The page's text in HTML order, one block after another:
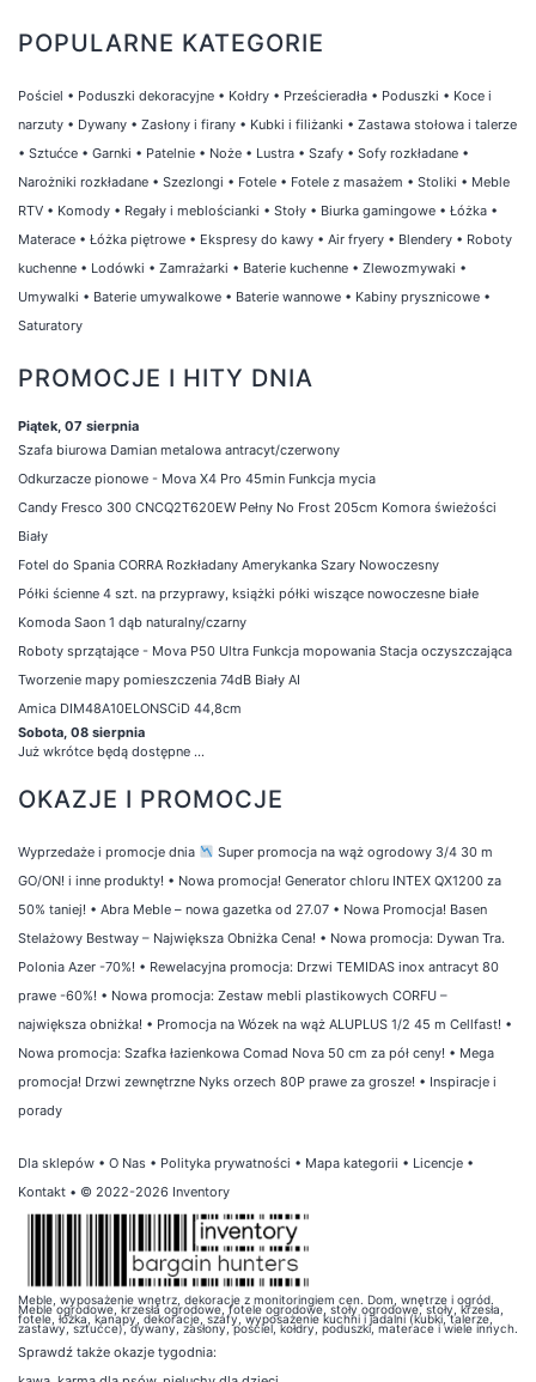
POPULARNE KATEGORIE
Pościel • Poduszki dekoracyjne • Kołdry • Prześcieradła • Poduszki • Koce i
narzuty • Dywany • Zasłony i firany • Kubki i filiżanki • Zastawa stołowa i talerze
• Sztućce • Garnki • Patelnie • Noże • Lustra • Szafy • Sofy rozkładane •
Narożniki rozkładane • Szezlongi • Fotele • Fotele z masażem • Stoliki • Meble
RTV • Komody • Regały i meblościanki • Stoły • Biurka gamingowe • Łóżka •
Materace • Łóżka piętrowe • Ekspresy do kawy • Air fryery • Blendery • Roboty
kuchenne • Lodówki • Zamrażarki • Baterie kuchenne • Zlewozmywaki •
Umywalki • Baterie umywalkowe • Baterie wannowe • Kabiny prysznicowe •
Saturatory
PROMOCJE I HITY DNIA
Piątek, 07 sierpnia
Szafa biurowa Damian metalowa antracyt/czerwony
Odkurzacze pionowe - Mova X4 Pro 45min Funkcja mycia
Candy Fresco 300 CNCQ2T620EW Pełny No Frost 205cm Komora świeżości
Biały
Fotel do Spania CORRA Rozkładany Amerykanka Szary Nowoczesny
Półki ścienne 4 szt. na przyprawy, książki półki wiszące nowoczesne białe
Komoda Saon 1 dąb naturalny/czarny
Roboty sprzątające - Mova P50 Ultra Funkcja mopowania Stacja oczyszczająca
Tworzenie mapy pomieszczenia 74dB Biały AI
Amica DIM48A10ELONSCiD 44,8cm
Sobota, 08 sierpnia
Już wkrótce będą dostępne ...
OKAZJE I PROMOCJE
Wyprzedaże i promocje dnia
Super promocja na wąż ogrodowy 3/4 30 m
GO/ON! i inne produkty! • Nowa promocja! Generator chloru INTEX QX1200 za
50% taniej! • Abra Meble – nowa gazetka od 27.07 • Nowa Promocja! Basen
Stelażowy Bestway – Największa Obniżka Cena! • Nowa promocja: Dywan Tra.
Polonia Azer -70%! • Rewelacyjna promocja: Drzwi TEMIDAS inox antracyt 80
prawe -60%! • Nowa promocja: Zestaw mebli plastikowych CORFU –
największa obniżka! • Promocja na Wózek na wąż ALUPLUS 1/2 45 m Cellfast! •
Nowa promocja: Szafka łazienkowa Comad Nova 50 cm za pół ceny! • Mega
promocja! Drzwi zewnętrzne Nyks orzech 80P prawe za grosze! • Inspiracje i
porady
Dla sklepów • O Nas • Polityka prywatności • Mapa kategorii • Licencje •
Kontakt • © 2022-2026 Inventory
Meble, wyposażenie wnętrz, dekoracje z monitoringiem cen. Dom, wnętrze i ogród.
Meble ogrodowe, krzesła ogrodowe, fotele ogrodowe, stoły ogrodowe, stoły, krzesła,
fotele, łóżka, kanapy, dekoracje, szafy, wyposażenie kuchni i jadalni (kubki, talerze,
zastawy, sztućce), dywany, zasłony, pościel, kołdry, poduszki, materace i wiele innych.
Sprawdź także okazje tygodnia: